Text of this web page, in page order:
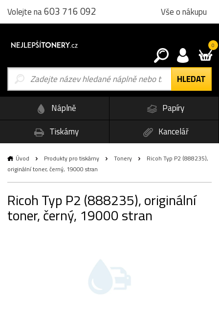
Volejte na603 716 092 Vše o nákupu
0
Náplně
Papíry
Tiskárny
Kancelář
Úvod Produkty pro tiskárny Tonery
Ricoh Typ P2 (888235),
originální toner, černý, 19000 stran
Ricoh Typ P2 (888235), originální
toner, černý, 19000 stran